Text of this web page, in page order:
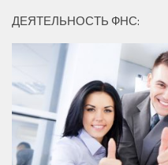
ДЕЯТЕЛЬНОСТЬ ФНС: